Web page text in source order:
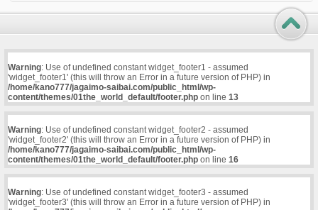
Warning: Use of undefined constant widget_footer1 - assumed
'widget_footer1' (this will throw an Error in a future version of PHP) in
/home/kano777/jagaimo-saibai.com/public_html/wp-
content/themes/01the_world_default/footer.phpon line 13
Warning: Use of undefined constant widget_footer2 - assumed
'widget_footer2' (this will throw an Error in a future version of PHP) in
/home/kano777/jagaimo-saibai.com/public_html/wp-
content/themes/01the_world_default/footer.phpon line 16
Warning: Use of undefined constant widget_footer3 - assumed
'widget_footer3' (this will throw an Error in a future version of PHP) in